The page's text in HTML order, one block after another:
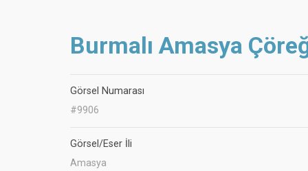
Burmalı Amasya
Görsel Numarası
#9906
Görsel/Eser İli
Amasya